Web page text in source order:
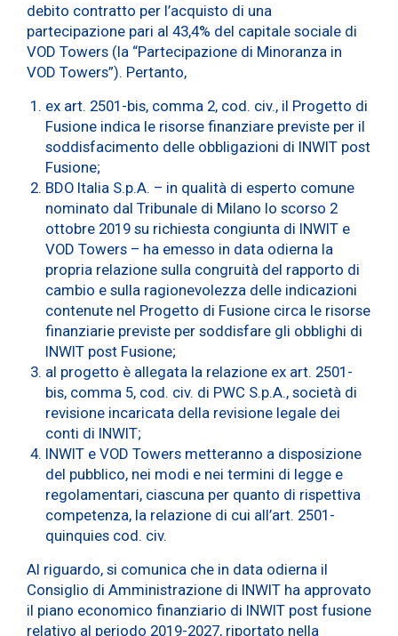
debito contratto per l’acquisto di una
partecipazione pari al 43,4% del capitale sociale di
VOD Towers (la “Partecipazione di Minoranza in
VOD Towers”). Pertanto,
ex art. 2501-bis, comma 2, cod. civ., il Progetto di
Fusione indica le risorse finanziare previste per il
soddisfacimento delle obbligazioni di INWIT post
Fusione;
BDO Italia S.p.A. – in qualità di esperto comune
nominato dal Tribunale di Milano lo scorso 2
ottobre 2019 su richiesta congiunta di INWIT e
VOD Towers – ha emesso in data odierna la
propria relazione sulla congruità del rapporto di
cambio e sulla ragionevolezza delle indicazioni
contenute nel Progetto di Fusione circa le risorse
finanziarie previste per soddisfare gli obblighi di
INWIT post Fusione;
al progetto è allegata la relazione ex art. 2501-
bis, comma 5, cod. civ. di PWC S.p.A., società di
revisione incaricata della revisione legale dei
conti di INWIT;
INWIT e VOD Towers metteranno a disposizione
del pubblico, nei modi e nei termini di legge e
regolamentari, ciascuna per quanto di rispettiva
competenza, la relazione di cui all’art. 2501-
quinquies cod. civ.
Al riguardo, si comunica che in data odierna il
Consiglio di Amministrazione di INWIT ha approvato
il piano economico finanziario di INWIT post fusione
relativo al periodo 2019-2027, riportato nella